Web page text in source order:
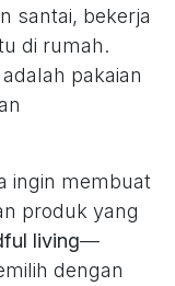
santai, bekerja
di rumah.
pakaian
ingin membuat
produk yang
living—
dengan